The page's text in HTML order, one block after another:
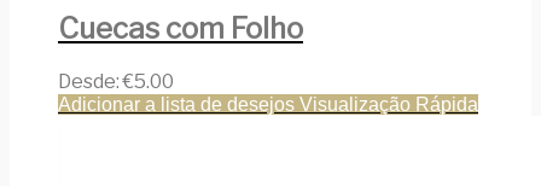
Cuecas com Folho
Desde:€5.00
Adicionar a lista de desejos Visualização Rápida